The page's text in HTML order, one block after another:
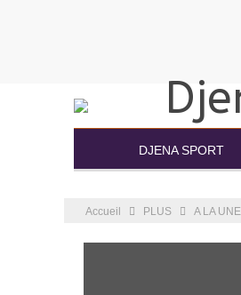
DJENA SPORT
Accueil PLUS A LA UNE